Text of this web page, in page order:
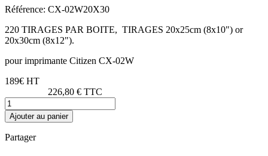
Référence: CX-02W20X30
220 TIRAGES PAR BOITE, TIRAGES 20x25cm (8x10") or
20x30cm (8x12").
pour imprimante Citizen CX-02W
189€ HT
226,80 € TTC
Ajouter au panier
Partager